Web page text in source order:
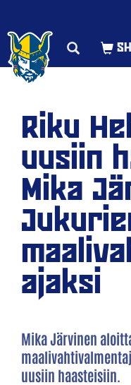
Riku
uusiin
Mika
ajaksi
Mika Järvinen
uusiin haasteisiin.